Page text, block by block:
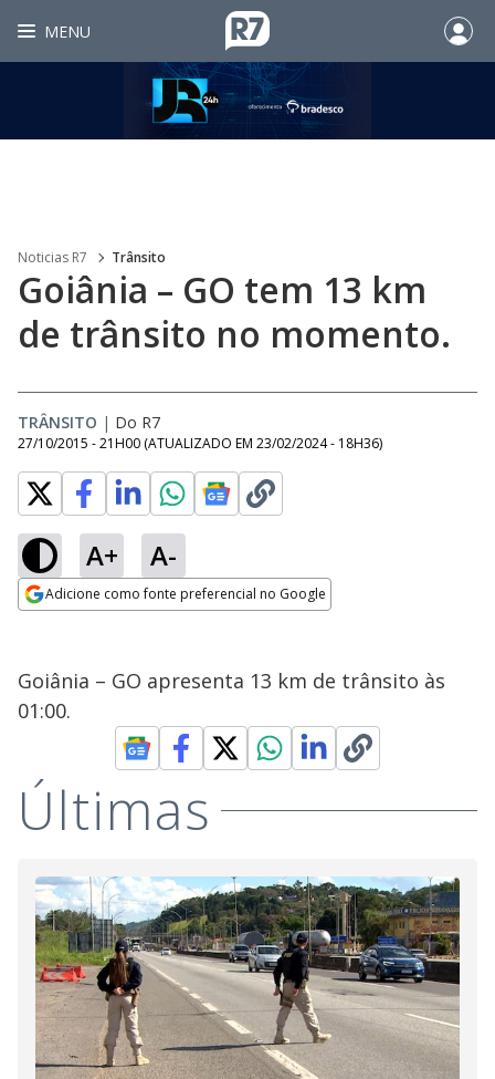
MENU
Noticias R7 Trânsito
Goiânia – GO tem 13 km
de trânsito no momento.
TRÂNSITO | Do R7
27/10/2015 - 21H00 (ATUALIZADO EM 23/02/2024 - 18H36)
A+ A-
Adicione como fonte preferencial no Google
Goiânia – GO apresenta 13 km de trânsito às
01:00.
Últimas